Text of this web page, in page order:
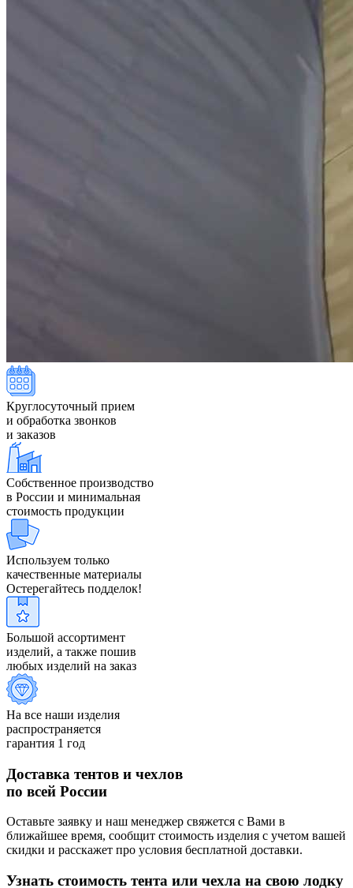
Круглосуточный прием
и обработка звонков
и заказов
Собственное производство
в России и минимальная
стоимость продукции
Используем только
качественные материалы
Остерегайтесь подделок!
Большой ассортимент
изделий, а также пошив
любых изделий на заказ
На все наши изделия
распространяется
гарантия 1 год
Доставка тентов и чехлов
по всей России
Оставьте заявку и наш менеджер свяжется с Вами в
ближайшее время, сообщит стоимость изделия с учетом вашей
скидки и расскажет про условия бесплатной доставки.
Узнать стоимость тента или чехла на свою лодку